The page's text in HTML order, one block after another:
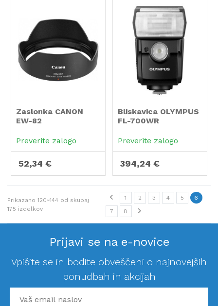
Zaslonka CANON
EW-82
Preverite zalogo
52,34 €
Bliskavica OLYMPUS
FL-700WR
Preverite zalogo
394,24 €
Prikazano 120~144 od skupaj
175 izdelkov
1 2 3 4 5
6
7
8
Prijavi se na e-novice
Vpišite se in bodite obveščeni o najnovejših
ponudbah in akcijah